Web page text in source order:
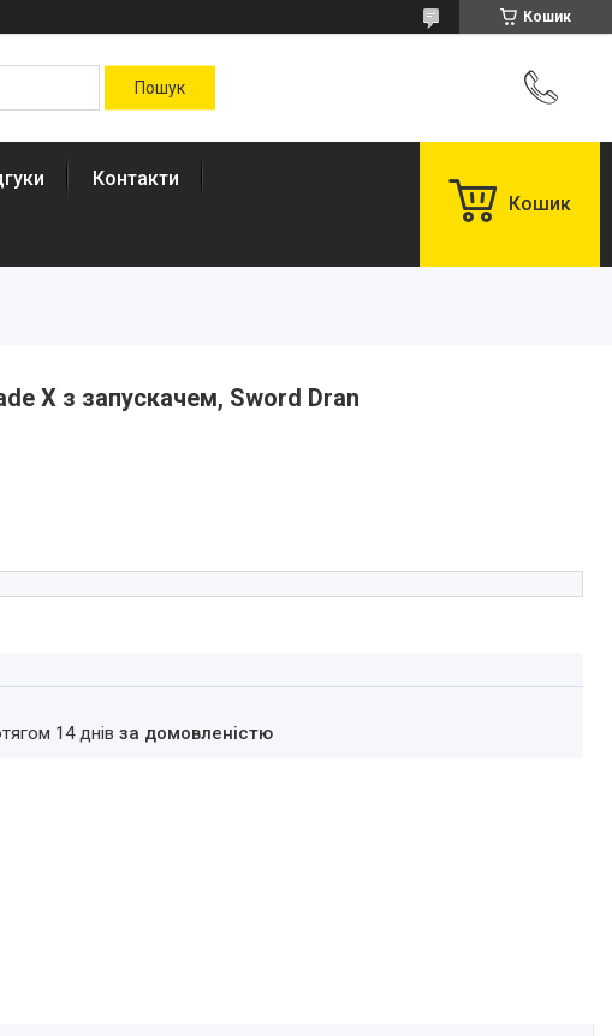
Кошик
Контакти
Кошик
X з запускачем, Sword Dran
14 днів за домовленістю